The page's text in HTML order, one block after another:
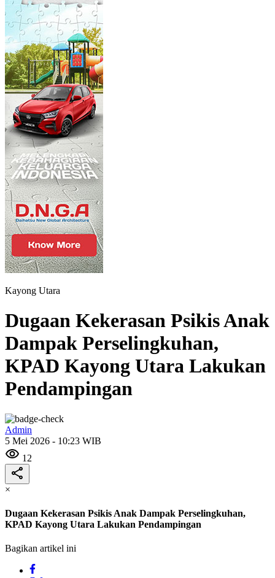
Kayong Utara
Dugaan Kekerasan Psikis Anak
Dampak Perselingkuhan,
KPAD Kayong Utara Lakukan
Pendampingan
Admin
5 Mei 2026 - 10:23 WIB
12
×
Dugaan Kekerasan Psikis Anak Dampak Perselingkuhan,
KPAD Kayong Utara Lakukan Pendampingan
Bagikan artikel ini